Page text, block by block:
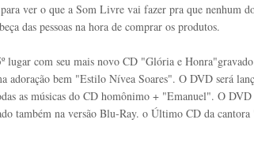
ver o que a Som Livre vai fazer pra que nenhum
das pessoas na hora de comprar os produtos.
lugar com seu mais novo CD "Glória e
adoração bem "Estilo Nívea Soares". O DVD será
as músicas do CD homônimo + "Emanuel". O
também na versão Blu-Ray. o Último CD da